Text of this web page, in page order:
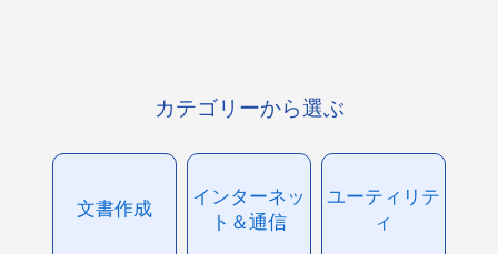
カテゴリーから選ぶ
文書作成
インターネッ
ト＆通信
ユーティリテ
ィ